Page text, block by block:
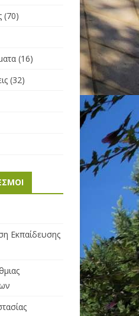
(70)
(16)
(32)
Εκπαίδευσης